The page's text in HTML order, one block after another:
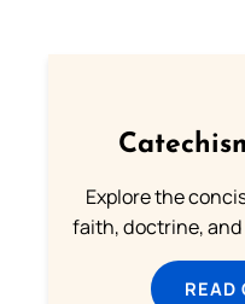
Explore the
faith, doctrine, and
READ